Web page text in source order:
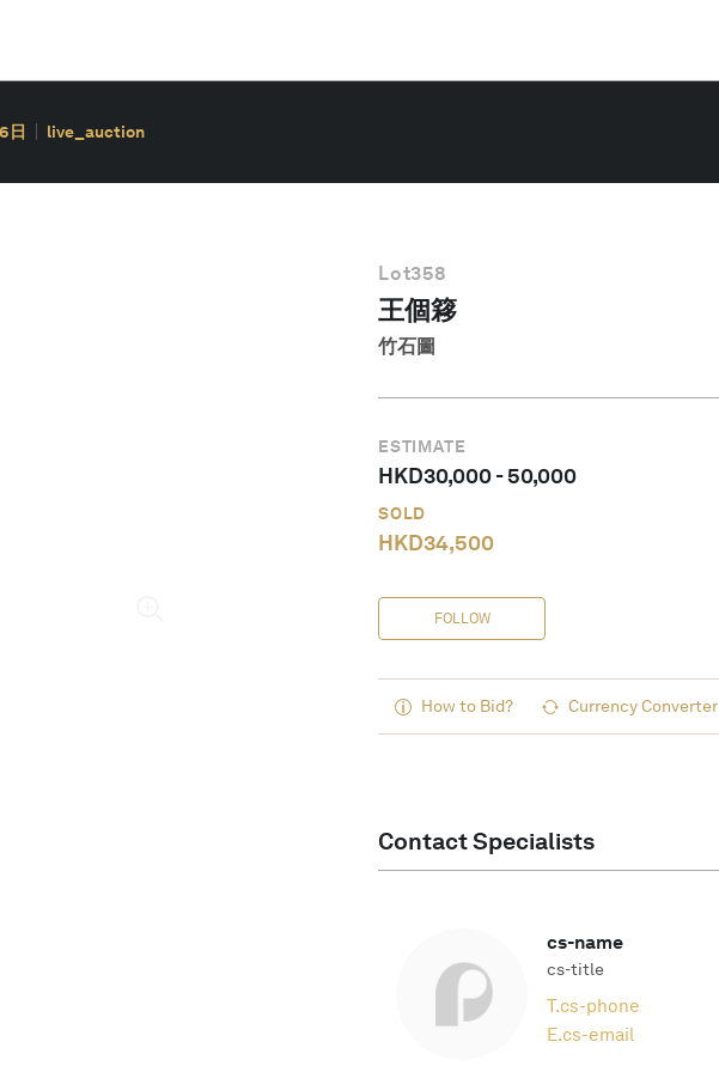
日 live_auction
Lot358
王個簃
竹石圖
ESTIMATE
HKD30,000-50,000
SOLD
HKD34,500
FOLLOW
How to Bid? Currency Converter
Contact Specialists
cs-name
cs-title
T.cs-phone
E.cs-email